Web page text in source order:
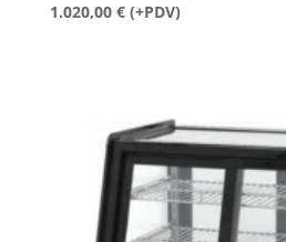
1.020,00 € (+PDV)